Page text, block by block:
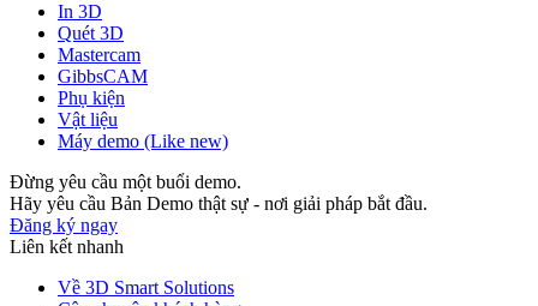
In 3D
Quét 3D
Mastercam
GibbsCAM
Phụ kiện
Vật liệu
Máy demo (Like new)
Đừng yêu cầu một buổi demo.
Hãy yêu cầu Bản Demo thật sự - nơi giải pháp bắt đầu.
Đăng ký ngay
Liên kết nhanh
Về 3D Smart Solutions